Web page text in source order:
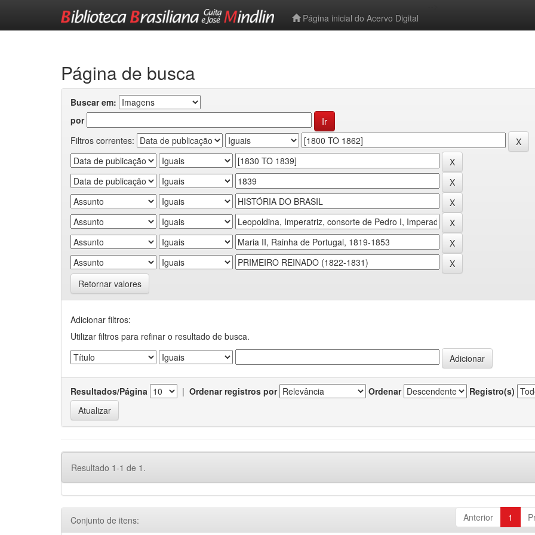
Página inicial do Acervo Digital
Página de busca
Buscar em:
por
Filtros correntes:
Retornar valores
Adicionar filtros:
Utilizar filtros para refinar o resultado de busca.
Resultados/Página | Ordenar registros por Ordenar Registro(s)
Resultado 1-1 de 1.
Anterior 1
Conjunto de itens: